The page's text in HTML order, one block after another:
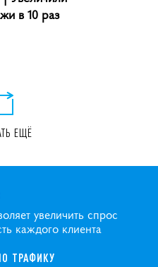
в 10 раз
ЕЩЁ
увеличить спрос
каждого клиента
ТРАФИКУ